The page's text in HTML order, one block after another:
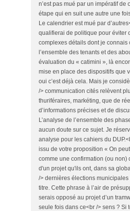
n’est pas mué par un impératif de
étape qui en suit une autre une
Le calendrier est mué par
qualifierai de politique pour éviter
complexes détails dont je connais
l’ensemble des tenants et des
évaluation du « catimini », là
mise en place des dispositifs que
oui c’est déjà cela. Mais je
/> communication cités relèvent
thuriféraires, markéting, que de
d’informations précises et de
L’analyse de l’ensemble des
aucun doute sur ce sujet. Je
analyse pour les cahiers du
issu de votre proposition « On
comme une confirmation (ou non)
d'un projet qu'ils ont, dans sa
/> dernières élections municipales
titre. Cette phrase à l’air de
serais opposé au projet d’un
seule fois dans ce<br /> sens ? Si